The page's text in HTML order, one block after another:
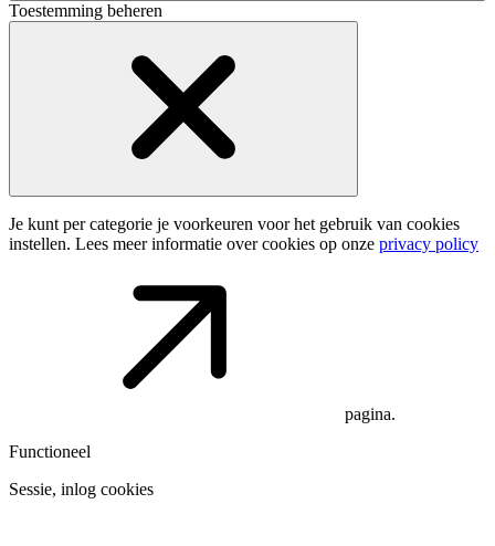
Toestemming beheren
Je kunt per categorie je voorkeuren voor het gebruik van cookies
instellen. Lees meer informatie over cookies op onze privacy policy
pagina.
Functioneel
Sessie, inlog cookies